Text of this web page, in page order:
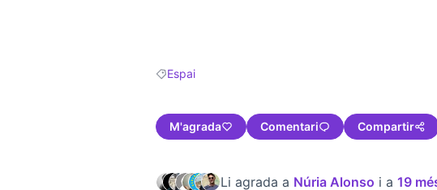
Resultats en filtrar per: Espai
Espai
M'agrada Comentari Compartir
Li agrada a Núria Alonso i a 19